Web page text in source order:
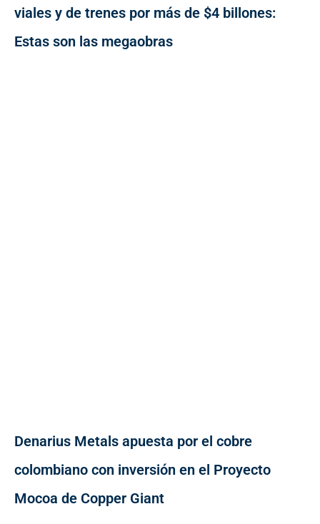
viales y de trenes por más de $4 billones:
Estas son las megaobras
Denarius Metals apuesta por el cobre
colombiano con inversión en el Proyecto
Mocoa de Copper Giant